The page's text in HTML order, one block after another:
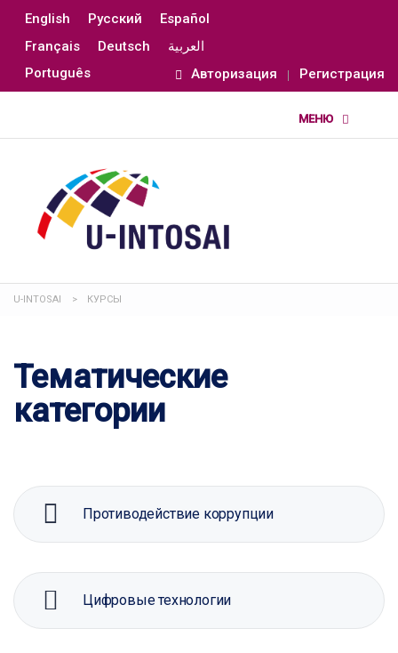
English Русский
Español
Français
Deutsch
العربية
Português
Авторизация Регистрация
U-INTOSAI > КУРСЫ
Тематические
категории
Противодействие коррупции
Цифровые технологии